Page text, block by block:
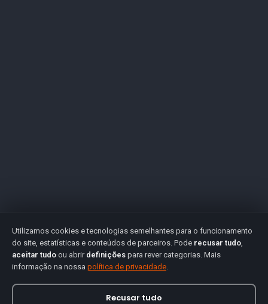
Utilizamos cookies e tecnologias semelhantes para o funcionamento
do site, estatísticas e conteúdos de parceiros. Pode recusar tudo,
aceitar tudo ou abrir definições para rever categorias. Mais
informação na nossa política de privacidade.
Recusar tudo